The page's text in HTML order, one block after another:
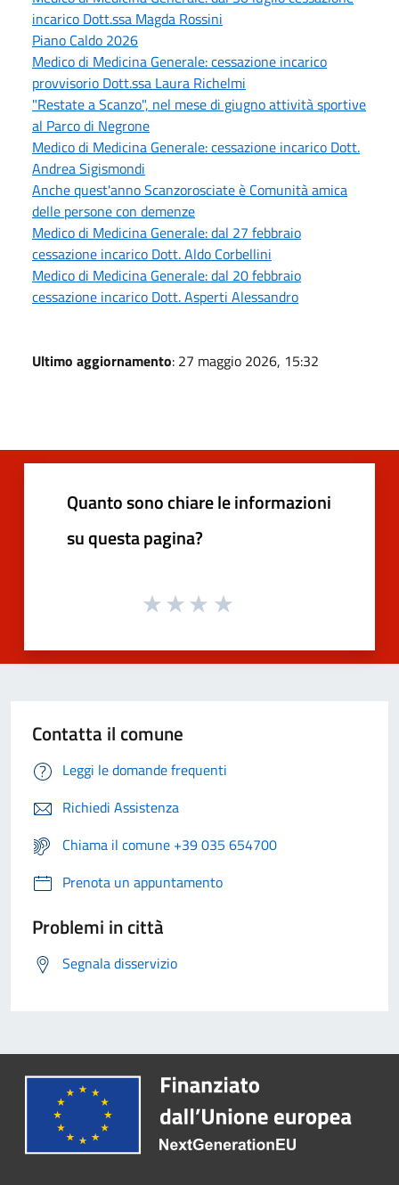
incarico Dott.ssa Magda Rossini
Piano Caldo 2026
Medico di Medicina Generale: cessazione incarico
provvisorio Dott.ssa Laura Richelmi
"Restate a Scanzo", nel mese di giugno attività sportive
al Parco di Negrone
Medico di Medicina Generale: cessazione incarico Dott.
Andrea Sigismondi
Anche quest'anno Scanzorosciate è Comunità amica
delle persone con demenze
Medico di Medicina Generale: dal 27 febbraio
cessazione incarico Dott. Aldo Corbellini
Medico di Medicina Generale: dal 20 febbraio
cessazione incarico Dott. Asperti Alessandro
Ultimo aggiornamento: 27 maggio 2026, 15:32
Quanto sono chiare le informazioni
su questa pagina?
Contatta il comune
Leggi le domande frequenti
Richiedi Assistenza
Chiama il comune +39 035 654700
Prenota un appuntamento
Problemi in città
Segnala disservizio